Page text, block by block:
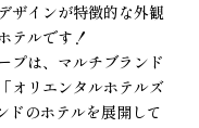
ザインが特徴的な外観
テルです！
プは、マルチブランド
オリエンタルホテルズ
ドのホテルを展開して